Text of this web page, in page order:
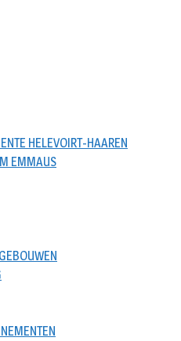
HELEVOIRT-HAAREN
EMMAUS